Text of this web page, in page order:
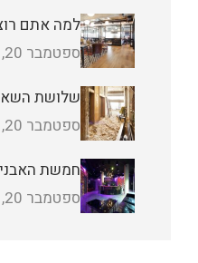
למה אתם
ספטמבר 20, 2018
שלושת
ספטמבר 20, 2018
חמשת
ספטמבר 20, 2018